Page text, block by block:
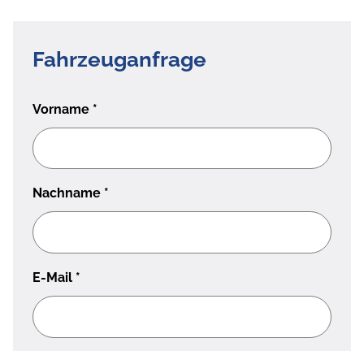
Fahrzeuganfrage
Vorname *
Nachname *
E-Mail *